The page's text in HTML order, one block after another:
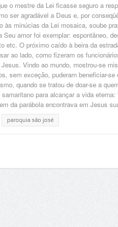
o mestre da Lei ficasse seguro a
ser agradável a Deus e, por
da Lei mosaica, soube
amor foi exemplar: espontâneo,
O próximo caído à beira da
ao lado, como fizeram os
Vindo ao mundo, mostrou-se
sem exceção, puderam beneficiar-
quando se tratou de doar-se a
para alcançar a vida eterna:
da parábola encontrava em Jesus
paroquia são josé